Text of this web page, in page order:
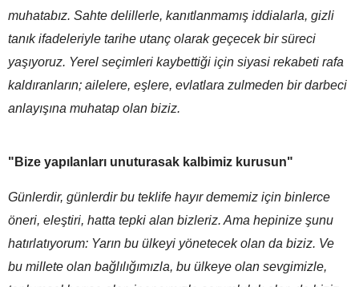
muhatabız. Sahte delillerle, kanıtlanmamış iddialarla, gizli
tanık ifadeleriyle tarihe utanç olarak geçecek bir süreci
yaşıyoruz. Yerel seçimleri kaybettiği için siyasi rekabeti rafa
kaldıranların; ailelere, eşlere, evlatlara zulmeden bir darbeci
anlayışına muhatap olan biziz.
"Bize yapılanları unuturasak kalbimiz kurusun"
Günlerdir, günlerdir bu teklife hayır dememiz için binlerce
öneri, eleştiri, hatta tepki alan bizleriz. Ama hepinize şunu
hatırlatıyorum: Yarın bu ülkeyi yönetecek olan da biziz. Ve
bu millete olan bağlılığımızla, bu ülkeye olan sevgimizle,